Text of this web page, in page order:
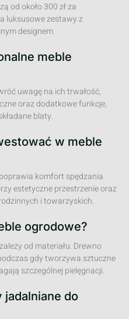
od około 300 zł za
luksusowe zestawy z
designem.
meble
uwagę na ich trwałość,
oraz dodatkowe funkcje,
blaty.
w meble
komfort spędzania
estetyczne przestrzenie oraz
i towarzyskich.
ogrodowe?
od materiału. Drewno
gdy tworzywa sztuczne
szczególnej pielęgnacji.
jadalniane do